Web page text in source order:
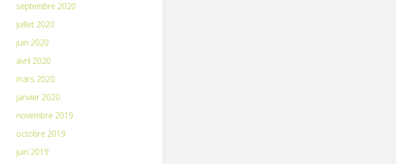
septembre 2020
juillet 2020
juin 2020
avril 2020
mars 2020
janvier 2020
novembre 2019
octobre 2019
juin 2019